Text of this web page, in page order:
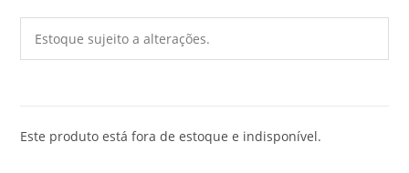
Estoque sujeito a alterações.
Este produto está fora de estoque e indisponível.